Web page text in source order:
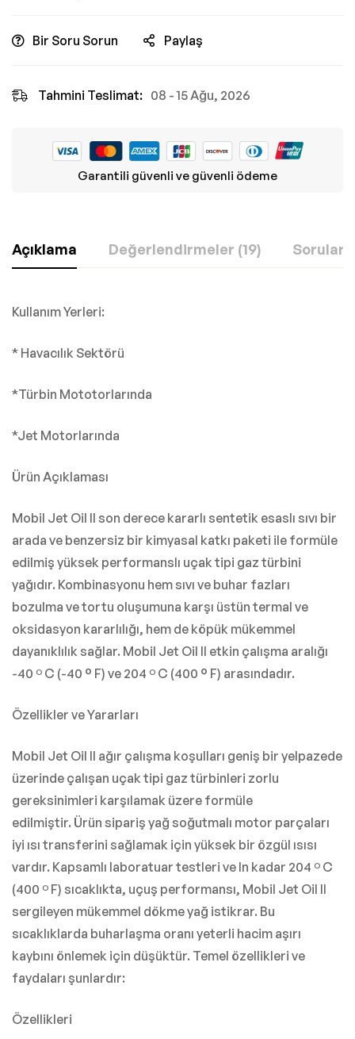
Bir Soru Sorun Paylaş
Tahmini Teslimat: 08 - 15 Ağu, 2026
Garantili güvenli ve güvenli ödeme
Açıklama Değerlendirmeler (19) Sorular
Kullanım Yerleri:
* Havacılık Sektörü
*Türbin Mototorlarında
*Jet Motorlarında
Ürün Açıklaması
Mobil Jet Oil II son derece kararlı sentetik esaslı sıvı bir
arada ve benzersiz bir kimyasal katkı paketi ile formüle
edilmiş yüksek performanslı uçak tipi gaz türbini
yağıdır. Kombinasyonu hem sıvı ve buhar fazları
bozulma ve tortu oluşumuna karşı üstün termal ve
oksidasyon kararlılığı, hem de köpük mükemmel
dayanıklılık sağlar. Mobil Jet Oil II etkin çalışma aralığı
-40 º C (-40 ° F) ve 204 º C (400 ° F) arasındadır.
Özellikler ve Yararları
Mobil Jet Oil II ağır çalışma koşulları geniş bir yelpazede
üzerinde çalışan uçak tipi gaz türbinleri zorlu
gereksinimleri karşılamak üzere formüle
edilmiştir. Ürün sipariş yağ soğutmalı motor parçaları
iyi ısı transferini sağlamak için yüksek bir özgül ısısı
vardır. Kapsamlı laboratuar testleri ve In kadar 204 º C
(400 º F) sıcaklıkta, uçuş performansı, Mobil Jet Oil II
sergileyen mükemmel dökme yağ istikrar. Bu
sıcaklıklarda buharlaşma oranı yeterli hacim aşırı
kaybını önlemek için düşüktür. Temel özellikleri ve
faydaları şunlardır:
Özellikleri